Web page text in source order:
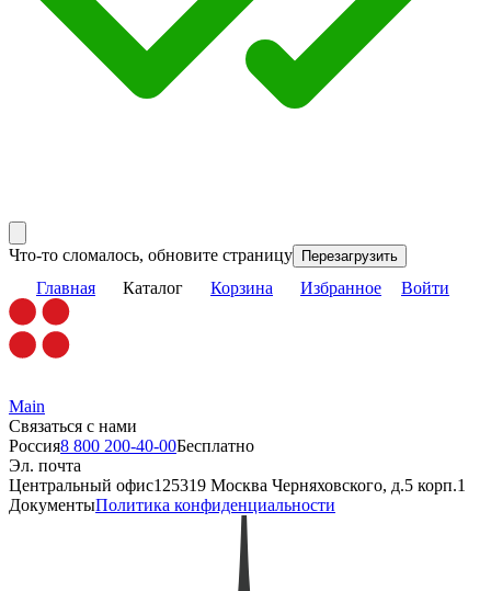
Что-то сломалось, обновите страницу Перезагрузить
Главная Каталог Корзина Избранное Войти
Main
Связаться с нами
Россия8 800 200-40-00Бесплатно
Эл. почта
Центральный офис125319 Москва Черняховского, д.5 корп.1
ДокументыПолитика конфиденциальности